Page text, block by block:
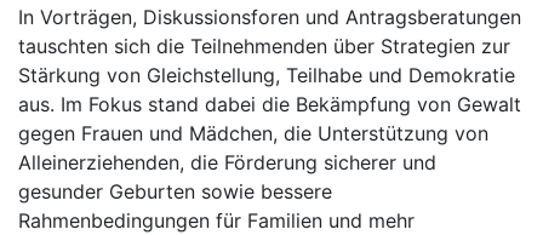
In Vorträgen, Diskussionsforen und Antragsberatungen
tauschten sich die Teilnehmenden über Strategien zur
Stärkung von Gleichstellung, Teilhabe und Demokratie
aus. Im Fokus stand dabei die Bekämpfung von Gewalt
gegen Frauen und Mädchen, die Unterstützung von
Alleinerziehenden, die Förderung sicherer und
gesunder Geburten sowie bessere
Rahmenbedingungen für Familien und mehr